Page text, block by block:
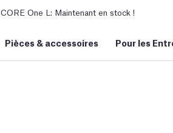
CORE One L: Maintenant en stock !
Pièces & accessoires Pour les